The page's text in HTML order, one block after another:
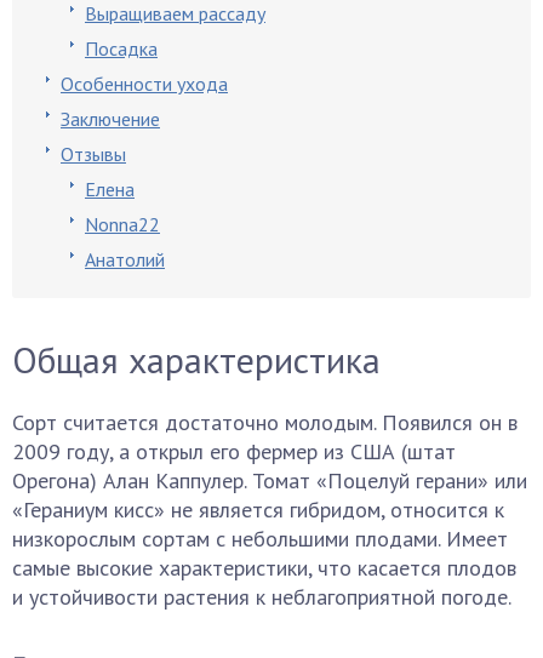
Выращиваем рассаду
Посадка
Особенности ухода
Заключение
Отзывы
Елена
Nonna22
Анатолий
Общая характеристика
Сорт считается достаточно молодым. Появился он в
2009 году, а открыл его фермер из США (штат
Орегона) Алан Каппулер. Томат «Поцелуй герани» или
«Гераниум кисс» не является гибридом, относится к
низкорослым сортам с небольшими плодами. Имеет
самые высокие характеристики, что касается плодов
и устойчивости растения к неблагоприятной погоде.